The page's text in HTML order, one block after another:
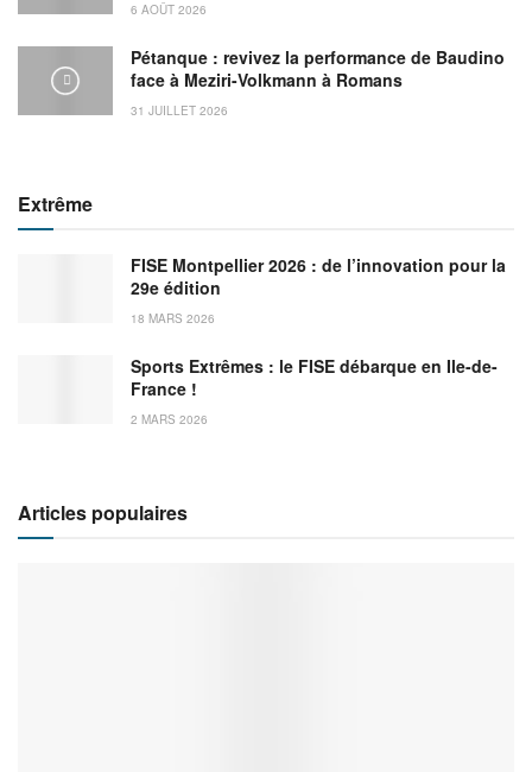
6 AOÛT 2026
Pétanque : revivez la performance de Baudino
face à Meziri-Volkmann à Romans
31 JUILLET 2026
Extrême
FISE Montpellier 2026 : de l’innovation pour la
29e édition
18 MARS 2026
Sports Extrêmes : le FISE débarque en Ile-de-
France !
2 MARS 2026
Articles populaires